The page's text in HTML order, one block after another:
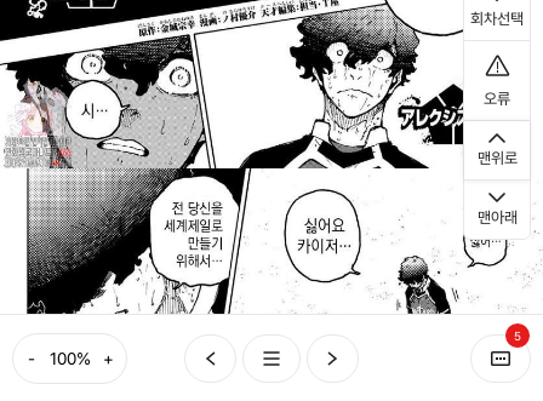
- +
5
회차선택
오류
맨위로
맨아래